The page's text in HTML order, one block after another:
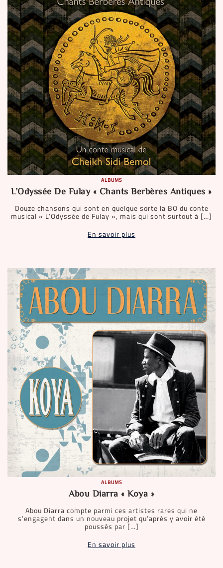
ALBUMS
L’Odyssée De Fulay « Chants Berbères Antiques »
Douze chansons qui sont en quelque sorte la BO du conte
musical « L’Odyssée de Fulay », mais qui sont surtout à […]
En savoir plus
ALBUMS
Abou Diarra « Koya »
Abou Diarra compte parmi ces artistes rares qui ne
s’engagent dans un nouveau projet qu’après y avoir été
poussés par […]
En savoir plus